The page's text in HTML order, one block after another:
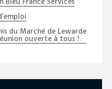
du Marché de Lewarde
ouverte à tous !